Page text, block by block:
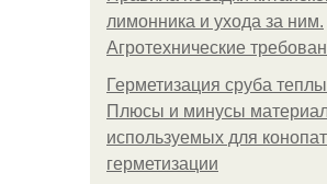
лимонника и ухода за ним.
Агротехнические
Герметизация сруба
Плюсы и минусы
используемых для
герметизации